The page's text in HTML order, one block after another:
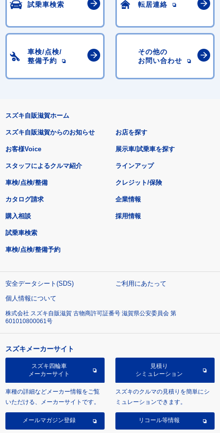
試乗車検索 転居連絡
車検/点検/
整備予約
その他の
お問い合わせ
スズキ自販滋賀ホーム
スズキ自販滋賀からのお知らせ
お客様Voice
スタッフによるクルマ紹介
お店を探す
展示車/試乗車を探す
ラインアップ
車検/点検/整備 クレジット/保険
カタログ請求
購入相談
試乗車検索
車検/点検/整備予約
企業情報
採用情報
安全データシート(SDS)
ご利用にあたって
個人情報について
株式会社 スズキ自販滋賀 古物商許可証番号 滋賀県公安委員会 第
601010800061号
スズキメーカーサイト
スズキ四輪車
メーカーサイト
車種の詳細などメーカー情報をご覧
いただける、メーカーサイトです。
見積り
シミュレーション
スズキのクルマの見積りを簡単にシ
ミュレーションできます。
メールマガジン登録 リコール等情報